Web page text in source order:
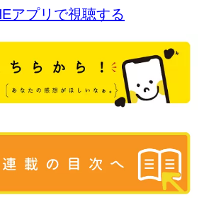
アプリで視聴する